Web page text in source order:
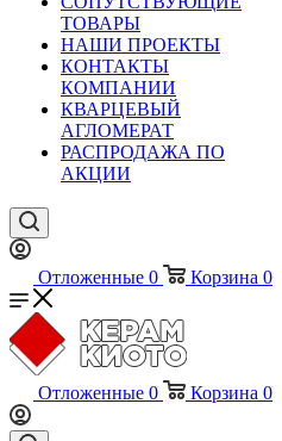
ТОВАРЫ
НАШИ ПРОЕКТЫ
КОНТАКТЫ
КОМПАНИИ
КВАРЦЕВЫЙ
АГЛОМЕРАТ
РАСПРОДАЖА ПО
АКЦИИ
Отложенные 0 Корзина 0
Отложенные 0 Корзина 0